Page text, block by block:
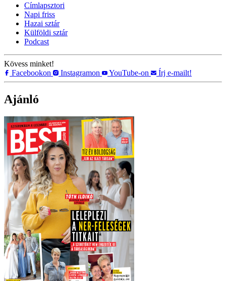
Címlapsztori
Napi friss
Hazai sztár
Külföldi sztár
Podcast
Kövess minket!
Facebookon
Instagramon YouTube-on Írj e-mailt!
Ajánló